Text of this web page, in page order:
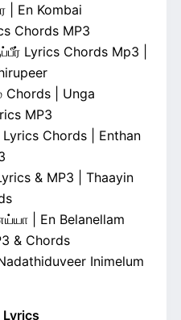
| En Kombai
Chords MP3
Lyrics Chords Mp3 |
| Unga
MP3
Chords | Enthan
& MP3 | Thaayin
| En Belanellam
& Chords
Inimelum
Lyrics